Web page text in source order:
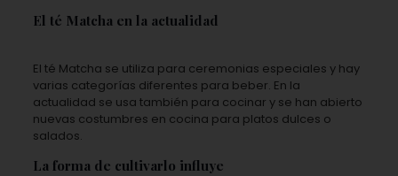
El té Matcha en la actualidad
El té Matcha se utiliza para ceremonias especiales y hay
varias categorías diferentes para beber. En la
actualidad se usa también para cocinar y se han abierto
nuevas costumbres en cocina para platos dulces o
salados.
La forma de cultivarlo influye